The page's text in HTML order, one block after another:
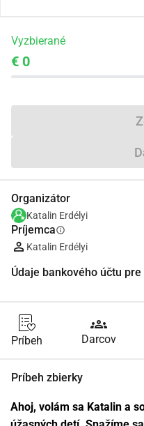
Vyzbierané
€ 0
Organizátor
Katalin Erdélyi
Príjemcainfo
Katalin Erdélyi
Údaje bankového účtu
Príbeh
groups
Darcov
Príbeh zbierky
Ahoj, volám sa Katalin a